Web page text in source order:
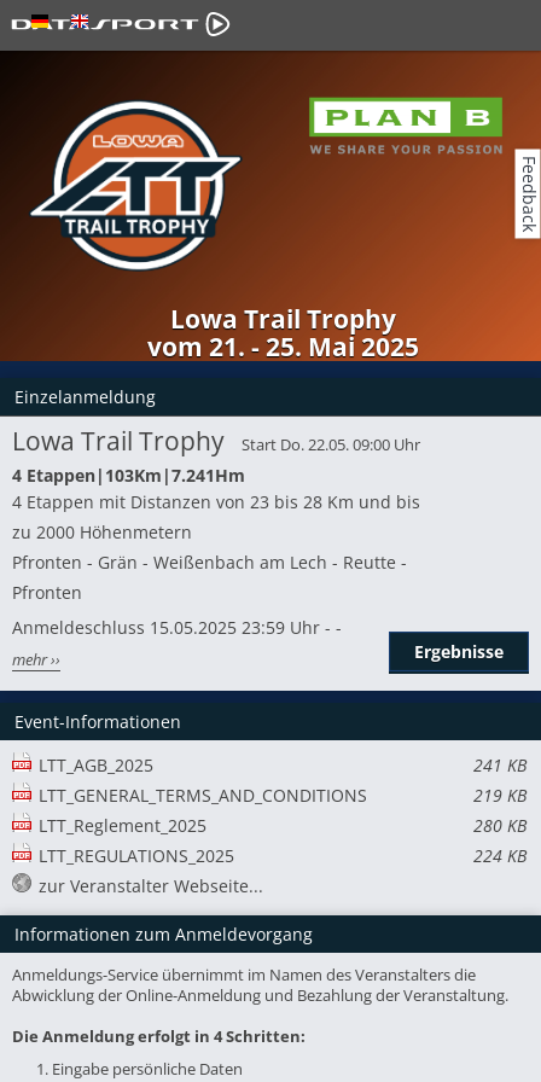
Lowa Trail Trophy
vom 21. - 25. Mai 2025
Einzelanmeldung
Lowa Trail Trophy Start Do. 22.05. 09:00 Uhr
4 Etappen|103Km|7.241Hm
4 Etappen mit Distanzen von 23 bis 28 Km und bis
zu 2000 Höhenmetern
Pfronten - Grän - Weißenbach am Lech - Reutte -
Pfronten
Anmeldeschluss 15.05.2025 23:59 Uhr - -
mehr ›› Ergebnisse
Event-Informationen
LTT_AGB_2025
241 KB
LTT_GENERAL_TERMS_AND_CONDITIONS
219 KB
LTT_Reglement_2025
280 KB
LTT_REGULATIONS_2025
224 KB
zur Veranstalter Webseite...
Informationen zum Anmeldevorgang
Anmeldungs-Service übernimmt im Namen des Veranstalters die
Abwicklung der Online-Anmeldung und Bezahlung der Veranstaltung.
Die Anmeldung erfolgt in 4 Schritten:
1. Eingabe persönliche Daten
Feedback